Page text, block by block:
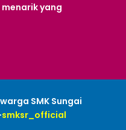
yang
SMK Sungai
smksr_official